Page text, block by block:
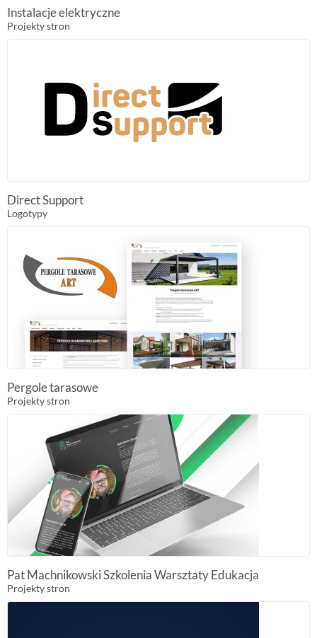
Instalacje elektryczne
Projekty stron
Direct Support
Logotypy
Pergole tarasowe
Projekty stron
Pat Machnikowski Szkolenia Warsztaty Edukacja
Projekty stron